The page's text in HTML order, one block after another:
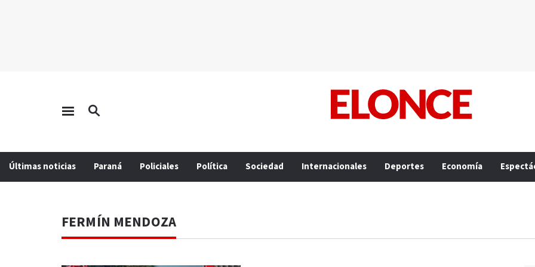
Últimas noticias Paraná Policiales Política Sociedad Internacionales Deportes Economía
FERMÍN MENDOZA